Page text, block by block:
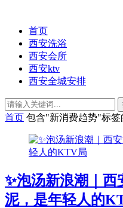
首页
西安洗浴
西安会所
西安ktv
西安全城安排
首页 包含"新消费趋势"标签
✨泡汤新浪潮｜
泥，是年轻人的